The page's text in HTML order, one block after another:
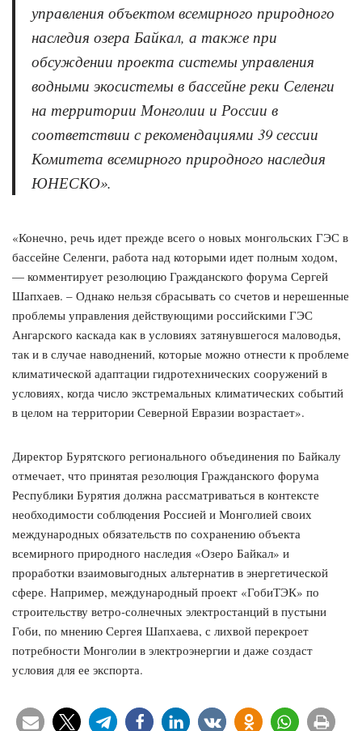
управления объектом всемирного природного
наследия озера Байкал, а также при
обсуждении проекта системы управления
водными экосистемы в бассейне реки Селенги
на территории Монголии и России в
соответствии с рекомендациями 39 сессии
Комитета всемирного природного наследия
ЮНЕСКО».
«Конечно, речь идет прежде всего о новых монгольских ГЭС в
бассейне Селенги, работа над которыми идет полным ходом,
— комментирует резолюцию Гражданского форума Сергей
Шапхаев. – Однако нельзя сбрасывать со счетов и нерешенные
проблемы управления действующими российскими ГЭС
Ангарского каскада как в условиях затянувшегося маловодья,
так и в случае наводнений, которые можно отнести к проблеме
климатической адаптации гидротехнических сооружений в
условиях, когда число экстремальных климатических событий
в целом на территории Северной Евразии возрастает».
Директор Бурятского регионального объединения по Байкалу
отмечает, что принятая резолюция Гражданского форума
Республики Бурятия должна рассматриваться в контексте
необходимости соблюдения Россией и Монголией своих
международных обязательств по сохранению объекта
всемирного природного наследия «Озеро Байкал» и
проработки взаимовыгодных альтернатив в энергетической
сфере. Например, международный проект «ГобиТЭК» по
строительству ветро-солнечных электростанций в пустыни
Гоби, по мнению Сергея Шапхаева, с лихвой перекроет
потребности Монголии в электроэнергии и даже создаст
условия для ее экспорта.